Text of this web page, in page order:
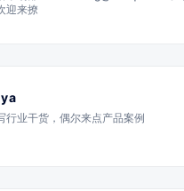
迎来撩
行业干货，偶尔来点产品案例